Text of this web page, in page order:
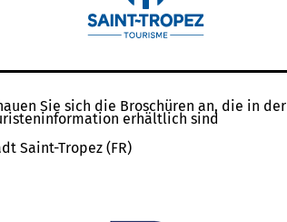
Sie sich die Broschüren an, die in der
erhältlich sind
Saint-Tropez (FR)